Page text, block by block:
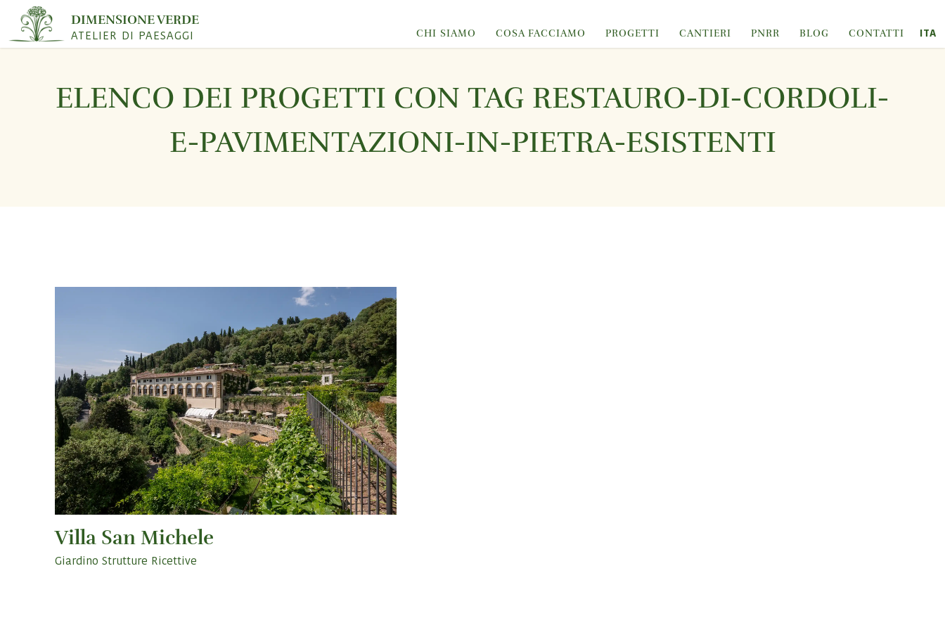
DIMENSIONE VERDE
ATELIER DI PAESAGGI CHI SIAMO COSA FACCIAMO PROGETTI CANTIERI PNRR BLOG CONTATTI ITA
ELENCO DEI PROGETTI CON TAG RESTAURO-DI-CORDOLI-
E-PAVIMENTAZIONI-IN-PIETRA-ESISTENTI
Villa San Michele
Giardino Strutture Ricettive